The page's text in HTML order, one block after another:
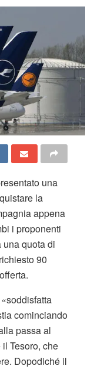
una
la
appena
i proponenti
quota di
90
cominciando
passa al
Tesoro, che
Dopodiché il